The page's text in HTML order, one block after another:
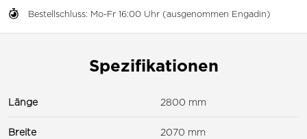
Bestellschluss: Mo-Fr 16:00 Uhr (ausgenommen Engadin)
Spezifikationen
Länge 2800 mm
Breite 2070 mm